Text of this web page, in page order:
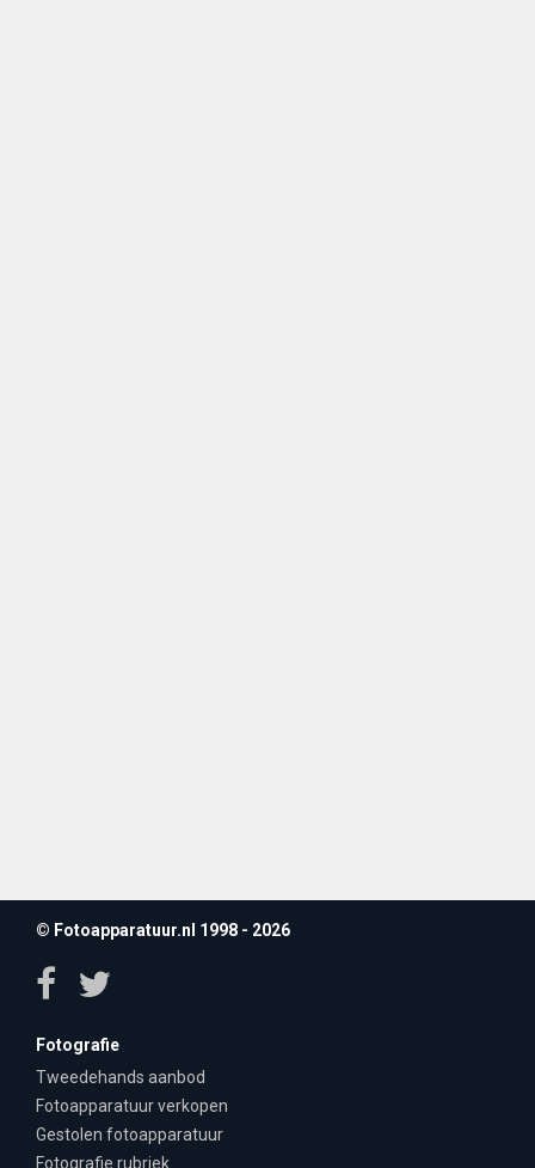
© Fotoapparatuur.nl 1998 - 2026
Fotografie
Tweedehands aanbod
Fotoapparatuur verkopen
Gestolen fotoapparatuur
Fotografie rubriek